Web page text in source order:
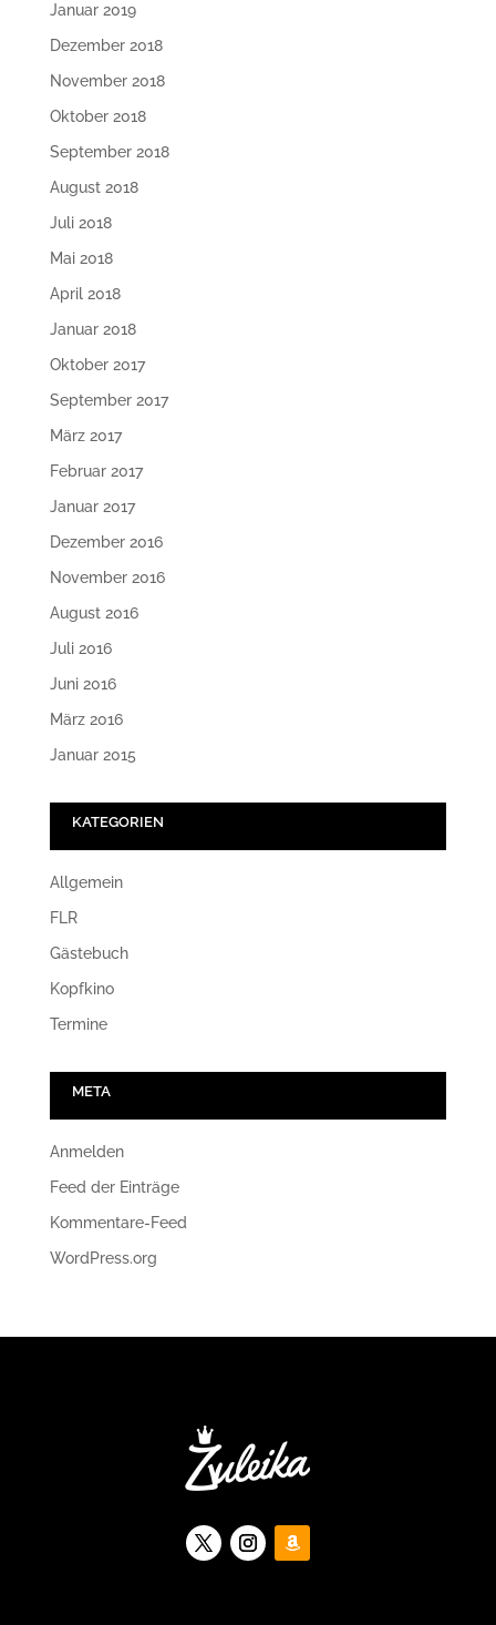
Januar 2019
Dezember 2018
November 2018
Oktober 2018
September 2018
August 2018
Juli 2018
Mai 2018
April 2018
Januar 2018
Oktober 2017
September 2017
März 2017
Februar 2017
Januar 2017
Dezember 2016
November 2016
August 2016
Juli 2016
Juni 2016
März 2016
Januar 2015
KATEGORIEN
Allgemein
FLR
Gästebuch
Kopfkino
Termine
META
Anmelden
Feed der Einträge
Kommentare-Feed
WordPress.org